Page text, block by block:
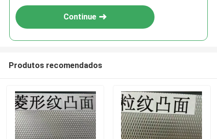
Continue
Produtos recomendados